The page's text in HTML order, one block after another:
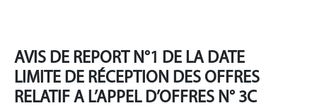
AVIS DE REPORT N°1 DE LA DATE
LIMITE DE RÉCEPTION DES OFFRES
RELATIF A L’APPEL D’OFFRES N° 3C